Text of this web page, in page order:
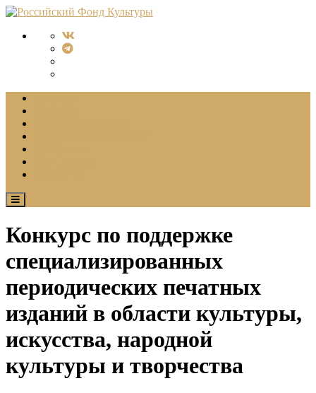
Конкурс по поддержке
специализированных
периодических печатных
изданий в области культуры,
искусства, народной
культуры и творчества